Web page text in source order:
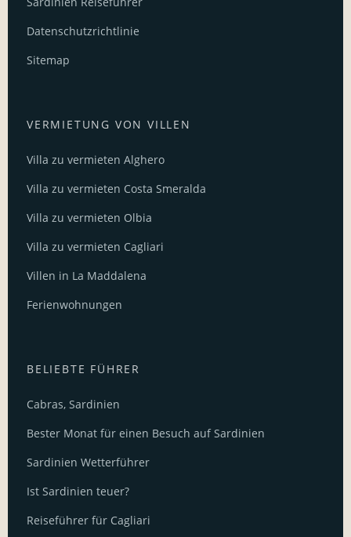
Datenschutzrichtlinie
Sitemap
VERMIETUNG VON VILLEN
Villa zu vermieten Alghero
Villa zu vermieten Costa Smeralda
Villa zu vermieten Olbia
Villa zu vermieten Cagliari
Villen in La Maddalena
Ferienwohnungen
BELIEBTE FÜHRER
Cabras, Sardinien
Bester Monat für einen Besuch auf Sardinien
Sardinien Wetterführer
Ist Sardinien teuer?
Reiseführer für Cagliari